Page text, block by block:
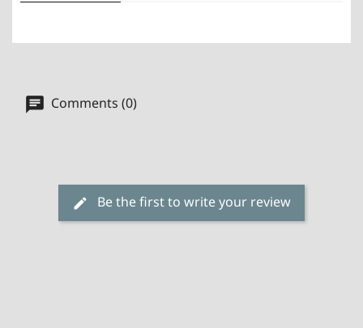
Comments (0)
Be the first to write your review